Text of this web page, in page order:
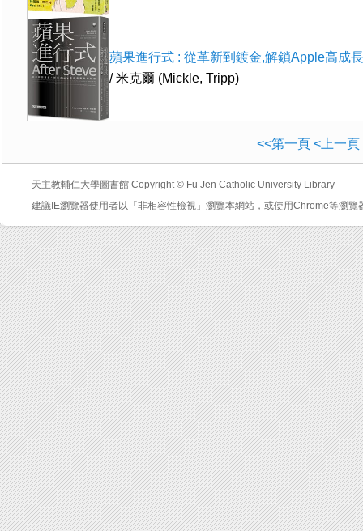
蘋果進行式 : 從革新到鍍金,解鎖Apple高成
/ 米克爾 (Mickle, Tripp)
<<第一頁 <上一頁
天主教輔仁大學圖書館 Copyright © Fu Jen Catholic University Library
建議IE瀏覽器使用者以「非相容性檢視」瀏覽本網站，或使用Chrome等瀏覽